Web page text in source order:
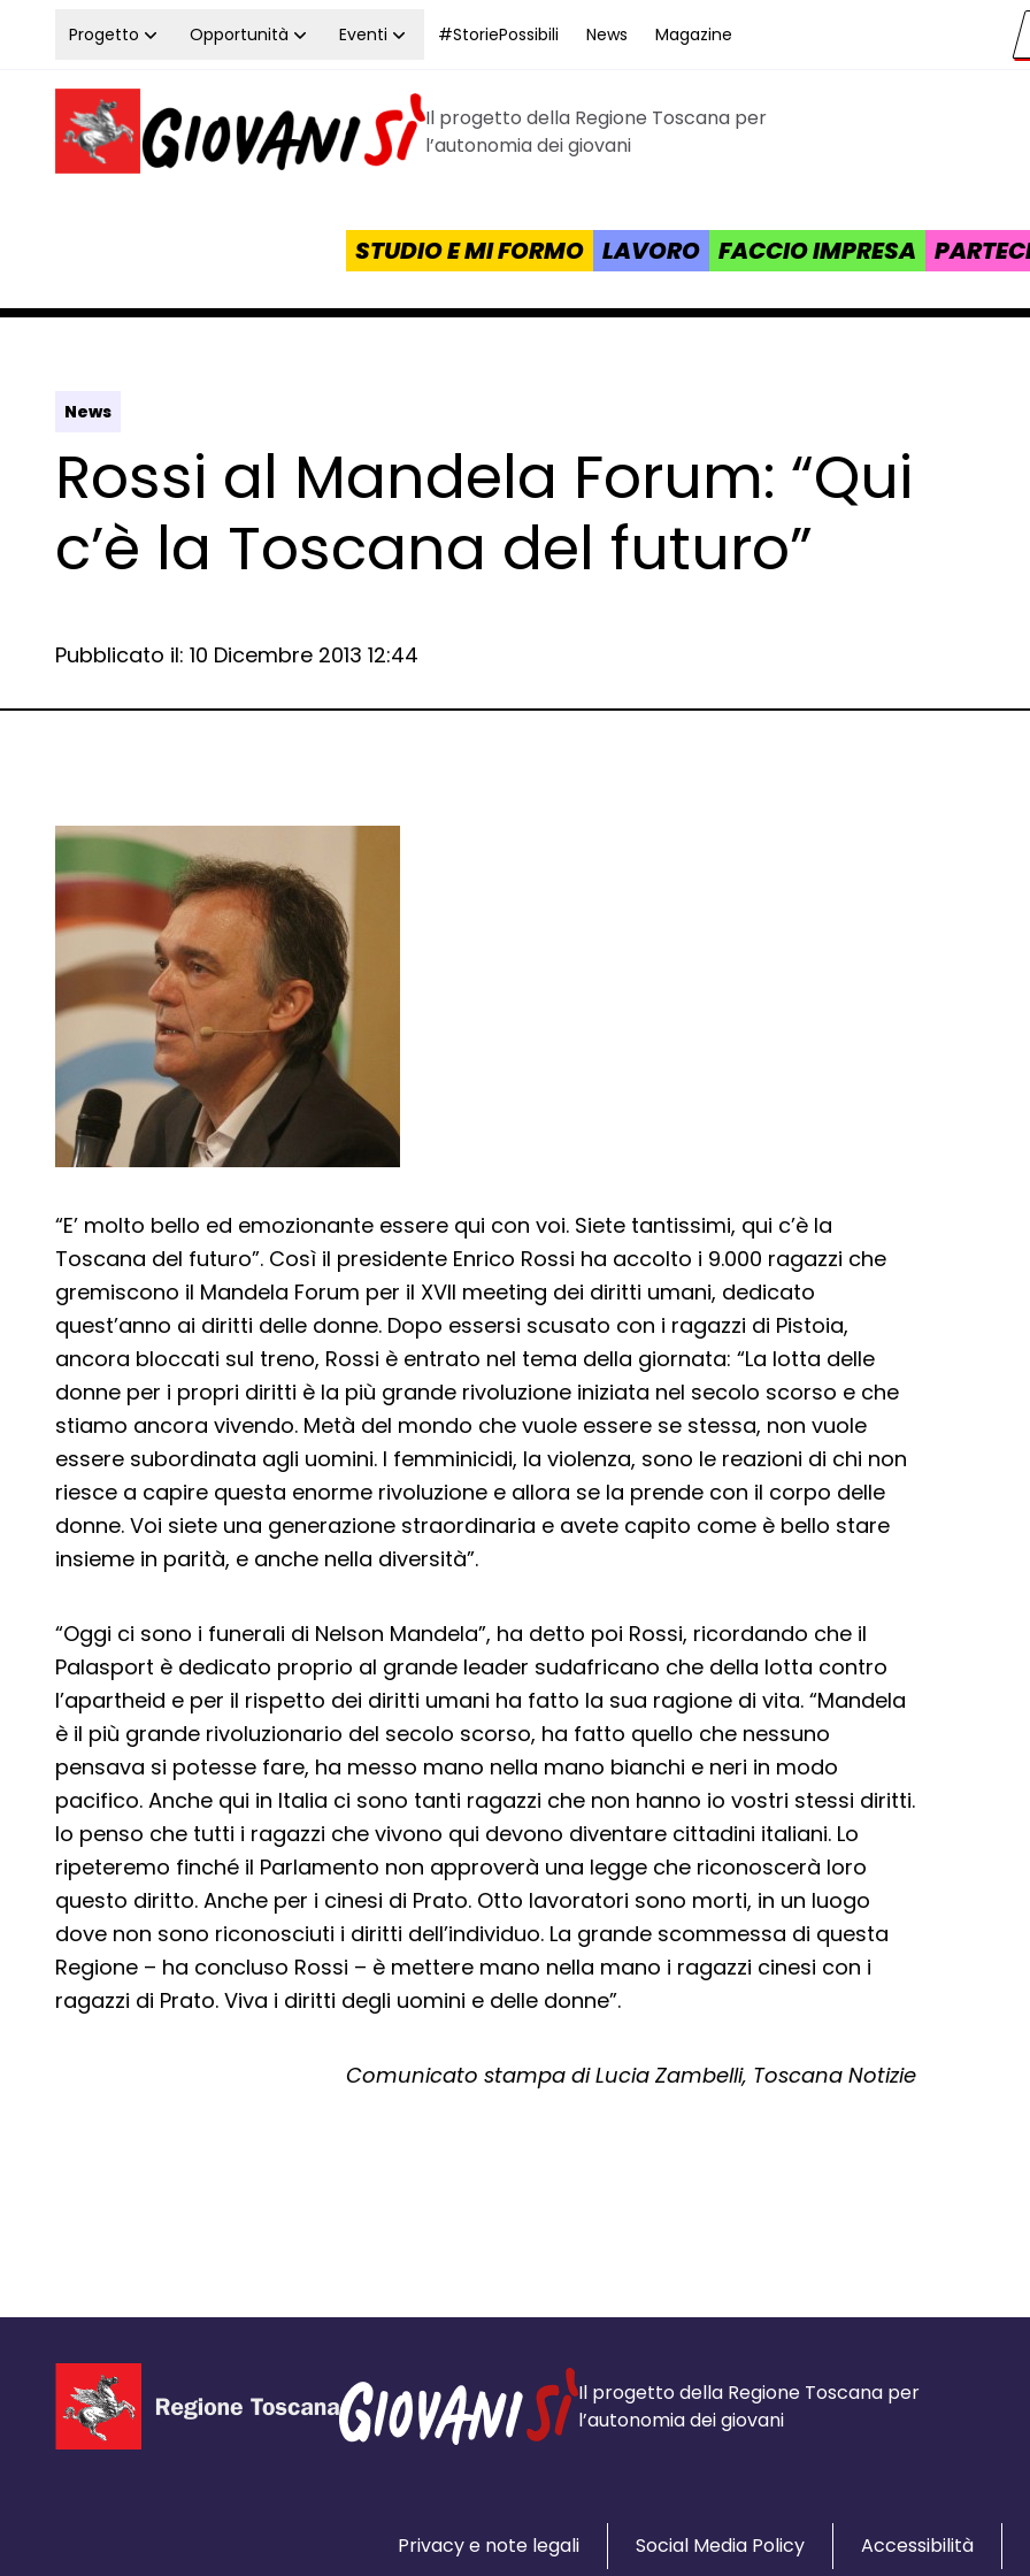
Vai al contenuto
Progetto Opportunità Eventi #StoriePossibili News Magazine
Homepage Giovanisì - Progetto della Regione Toscana
Il progetto della Regione Toscana per
l’autonomia dei giovani
STUDIO E MI FORMO LAVORO FACCIO IMPRESA
News
Rossi al Mandela Forum: “Qui
c’è la Toscana del futuro”
Data e ora:
Pubblicato il: 10 Dicembre 2013 12:44
Dettagli articolo
“E’ molto bello ed emozionante essere qui con voi. Siete tantissimi, qui c’è la
Toscana del futuro”. Così il presidente Enrico Rossi ha accolto i 9.000 ragazzi che
gremiscono il Mandela Forum per il XVII meeting dei diritti umani, dedicato
quest’anno ai diritti delle donne. Dopo essersi scusato con i ragazzi di Pistoia,
ancora bloccati sul treno, Rossi è entrato nel tema della giornata: “La lotta delle
donne per i propri diritti è la più grande rivoluzione iniziata nel secolo scorso e che
stiamo ancora vivendo. Metà del mondo che vuole essere se stessa, non vuole
essere subordinata agli uomini. I femminicidi, la violenza, sono le reazioni di chi non
riesce a capire questa enorme rivoluzione e allora se la prende con il corpo delle
donne. Voi siete una generazione straordinaria e avete capito come è bello stare
insieme in parità, e anche nella diversità”.
“Oggi ci sono i funerali di Nelson Mandela”, ha detto poi Rossi, ricordando che il
Palasport è dedicato proprio al grande leader sudafricano che della lotta contro
l’apartheid e per il rispetto dei diritti umani ha fatto la sua ragione di vita. “Mandela
è il più grande rivoluzionario del secolo scorso, ha fatto quello che nessuno
pensava si potesse fare, ha messo mano nella mano bianchi e neri in modo
pacifico. Anche qui in Italia ci sono tanti ragazzi che non hanno io vostri stessi diritti.
Io penso che tutti i ragazzi che vivono qui devono diventare cittadini italiani. Lo
ripeteremo finché il Parlamento non approverà una legge che riconoscerà loro
questo diritto. Anche per i cinesi di Prato. Otto lavoratori sono morti, in un luogo
dove non sono riconosciuti i diritti dell’individuo. La grande scommessa di questa
Regione – ha concluso Rossi – è mettere mano nella mano i ragazzi cinesi con i
ragazzi di Prato. Viva i diritti degli uomini e delle donne”.
Comunicato stampa di Lucia Zambelli, Toscana Notizie
Il progetto della Regione Toscana per
l’autonomia dei giovani
Privacy e note legali Social Media Policy Accessibilità